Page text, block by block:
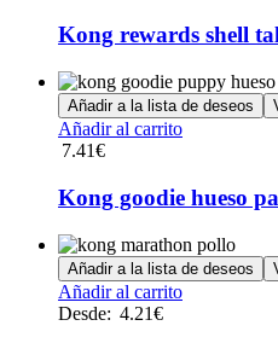
Kong rewards shell
Añadir a la lista de deseos
Añadir al carrito
7.41€
Kong goodie hueso
Añadir a la lista de deseos
Añadir al carritoEste
Desde: 4.21€